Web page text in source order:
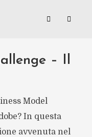
– Il
Model
In questa
avvenuta nel